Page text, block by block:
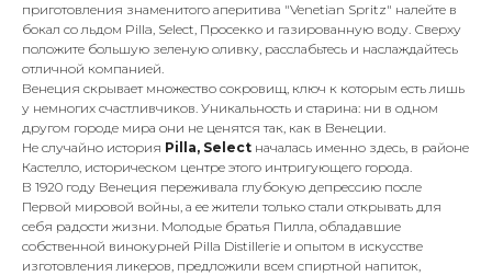
приготовления знаменитого аперитива "Venetian Spritz" налейте в
бокал со льдом Pilla, Select, Просекко и газированную воду. Сверху
положите большую зеленую оливку, расслабьтесь и наслаждайтесь
отличной компанией.
Венеция скрывает множество сокровищ, ключ к которым есть лишь
у немногих счастливчиков. Уникальность и старина: ни в одном
другом городе мира они не ценятся так, как в Венеции.
Не случайно история Pilla, Select началась именно здесь, в районе
Кастелло, историческом центре этого интригующего города.
В 1920 году Венеция переживала глубокую депрессию после
Первой мировой войны, а ее жители только стали открывать для
себя радости жизни. Молодые братья Пилла, обладавшие
собственной винокурней Pilla Distillerie и опытом в искусстве
изготовления ликеров, предложили всем спиртной напиток,